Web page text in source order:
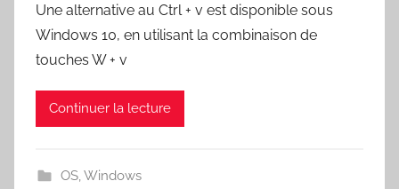
Une alternative au Ctrl + v est disponible sous
Windows 10, en utilisant la combinaison de
touches W + v
Continuer la lecture
OS, Windows